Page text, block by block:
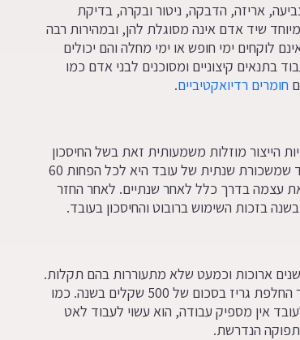
אריזה, הדבקה, ניטור ובקרה, בדיקת
שיד אדם אינה מסוגלת להן, ובמהירות רבה
לוקחים ימי חופש או ימי מחלה והם יכולים
בתנאים קיצוניים ומסוכנים לבני אדם כמו
חומרים רדיואקטיביים.
הייצור מוזלות משמעותית זאת בשל החיסכון
בעובדים. מחירו של רובוט קטן נע בין 18 ל-25 אלף דולר, בעוד שמשכורת שנתית של עובד היא לכל הפחות 60
עצמה בדרך כלל לאחר שנתיים. לאחר החזר
בזכות השימוש ברובוט והחיסכון בעובד.
ארוכות וכמעט שלא מתעוררות בהם תקלות.
עלויות התחזוקה של הרובוטים הן מאוד נמוכות וכוללות בעיקר החלפת גריז בסכום של 500 שקלים בשנה. כמו
אין מספיק עבודה, הוא עשוי לעבוד לאט
הנדרשת.